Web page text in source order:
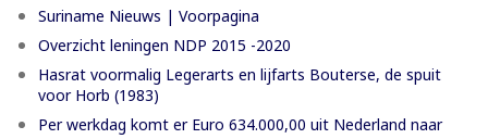
Suriname Nieuws | Voorpagina
Overzicht leningen NDP 2015 -2020
Hasrat voormalig Legerarts en lijfarts Bouterse, de spuit
voor Horb (1983)
Per werkdag komt er Euro 634.000,00 uit Nederland naar